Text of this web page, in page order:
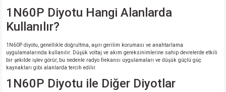
1N60P Diyotu Hangi Alanlarda
Kullanılır?
1N60P diyotu, genellikle doğrultma, aşırı gerilim koruması ve anahtarlama
uygulamalarında kullanılır. Düşük voltaj ve akım gereksinimlerine sahip devrelerde etkili
bir şekilde işlev görür, bu nedenle radyo frekansı uygulamaları ve düşük güçlü güç
kaynakları gibi alanlarda tercih edilir.
1N60P Diyotu ile Diğer Diyotlar